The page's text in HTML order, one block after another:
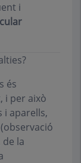
i
és
i per això
i aparells,
la